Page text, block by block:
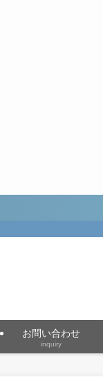
お問い合わせ
inquiry